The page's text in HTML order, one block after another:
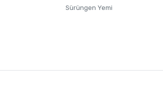
Sürüngen Yemi